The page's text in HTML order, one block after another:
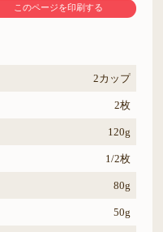
このページを印刷する
2カップ
2枚
120g
1/2枚
80g
50g